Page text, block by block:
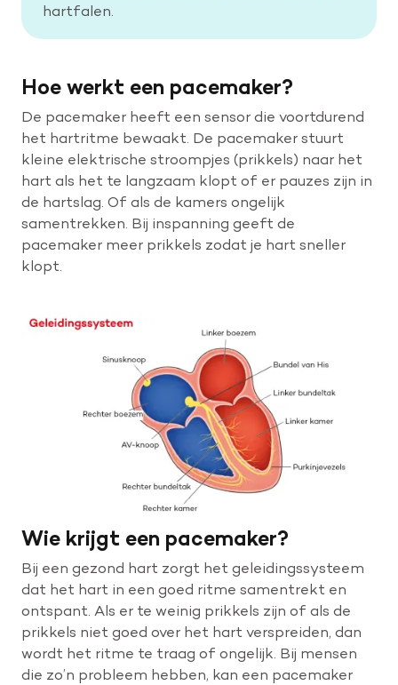
Help mee met tijd
Wetenschappelijk onderzoek
Doneer
hartfalen.
Hoe werkt een pacemaker?
De pacemaker heeft een sensor die voortdurend
het hartritme bewaakt. De pacemaker stuurt
kleine elektrische stroompjes (prikkels) naar het
hart als het te langzaam klopt of er pauzes zijn in
de hartslag. Of als de kamers ongelijk
samentrekken. Bij inspanning geeft de
pacemaker meer prikkels zodat je hart sneller
klopt.
Wie krijgt een pacemaker?
Bij een gezond hart zorgt het geleidingssysteem
dat het hart in een goed ritme samentrekt en
ontspant. Als er te weinig prikkels zijn of als de
prikkels niet goed over het hart verspreiden, dan
wordt het ritme te traag of ongelijk. Bij mensen
die zo’n probleem hebben, kan een pacemaker